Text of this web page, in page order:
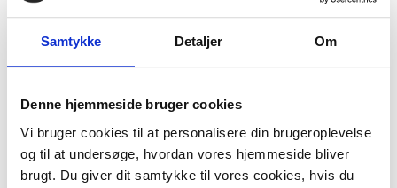
Samtykke Detaljer Om
Denne hjemmeside bruger cookies
Vi bruger cookies til at personalisere din brugeroplevelse
og til at undersøge, hvordan vores hjemmeside bliver
brugt. Du giver dit samtykke til vores cookies, hvis du
Støvsugerdeodorant. Deodorant til din støvsuger. Giv din støvsuger
ANDRE KØBTE OGSÅ
KØB 5+ OG FÅ 30% RABAT